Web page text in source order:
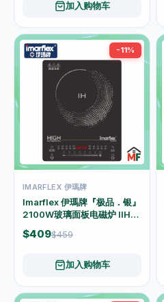
加入购物车
-11%
IMARFLEX 伊瑪牌
Imarflex 伊瑪牌『极品．银』
2100W玻璃面板电磁炉 IIH-
2123G
$409$459
加入购物车